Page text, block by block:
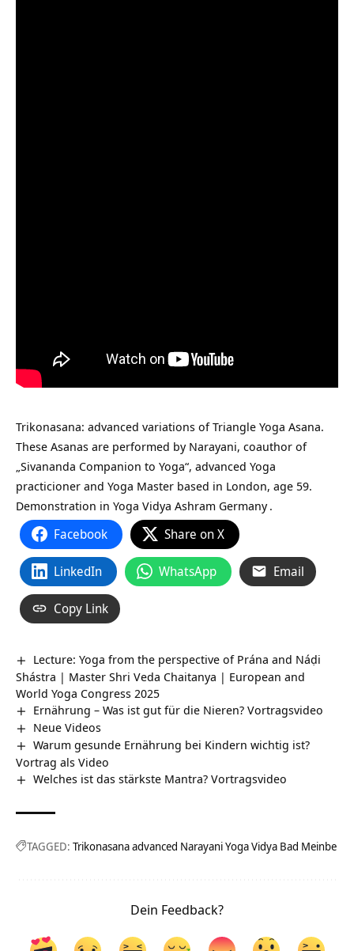
Trikonasana: advanced variations of Triangle Yoga Asana.
These Asanas are performed by Narayani, coauthor of
„Sivananda Companion to Yoga“, advanced Yoga
practicioner and Yoga Master based in London, age 59.
Demonstration in Yoga Vidya Ashram Germany .
Facebook Share on X
LinkedIn WhatsApp Email
Copy Link
Lecture: Yoga from the perspective of Prána and Náḍi
Shástra | Master Shri Veda Chaitanya | European and
World Yoga Congress 2025
Ernährung – Was ist gut für die Nieren? Vortragsvideo
Neue Videos
Warum gesunde Ernährung bei Kindern wichtig ist?
Vortrag als Video
Welches ist das stärkste Mantra? Vortragsvideo
TAGGED: Trikonasana advanced Narayani Yoga Vidya Bad Meinbe
Dein Feedback?